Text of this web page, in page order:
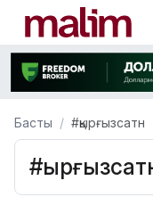
Басты #қырғызсатн